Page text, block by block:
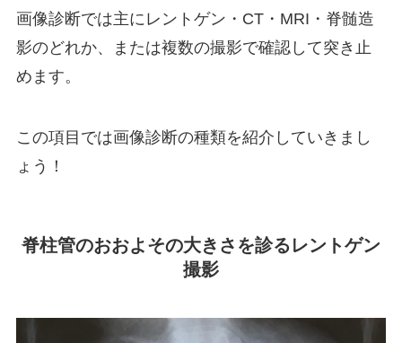
画像診断では主にレントゲン・CT・MRI・脊髄造
影のどれか、または複数の撮影で確認して突き止
めます。
この項目では画像診断の種類を紹介していきまし
ょう！
脊柱管のおおよその大きさを診るレントゲン
撮影